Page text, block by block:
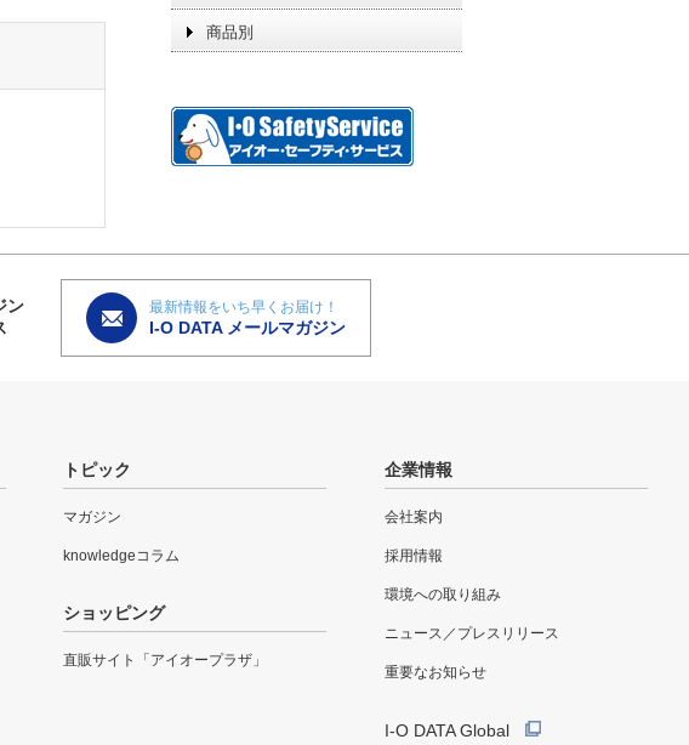
商品別
ン
最新情報をいち早くお届け！
I-O DATA メールマガジン
トピック
マガジン
knowledgeコラム
ショッピング
直販サイト「アイオープラザ」
企業情報
会社案内
採用情報
環境への取り組み
ニュース／プレスリリース
重要なお知らせ
I-O DATA Global